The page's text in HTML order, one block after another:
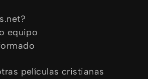
equipo
películas cristianas